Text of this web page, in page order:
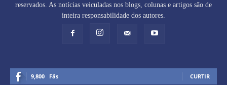
reservados. As notícias veiculadas nos blogs, colunas e artigos são de
inteira responsabilidade dos autores.
9,800 Fãs CURTIR